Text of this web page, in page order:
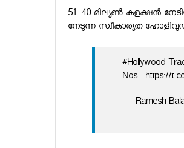
51. 40 മില്യണ്‍ കളക്ഷന്‍
നേടുന്ന സ്വീകാര്യത
#Hollywood
Nos.. https://
— Ramesh